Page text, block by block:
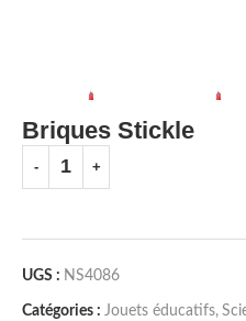
Briques Stickle
UGS : NS4086
Catégories : Jouets éducatifs,